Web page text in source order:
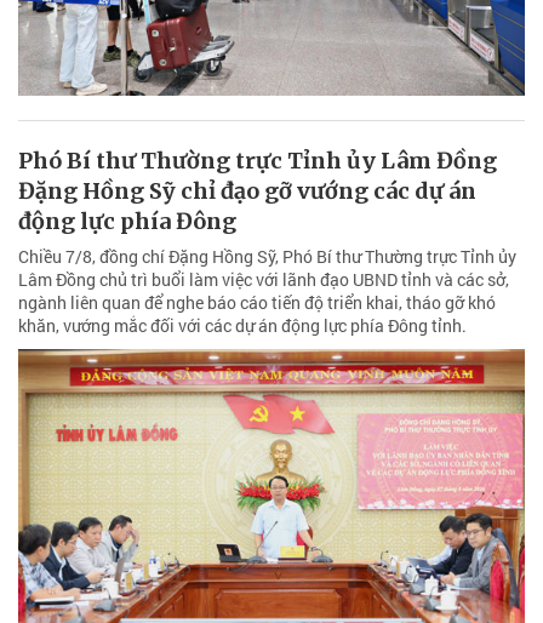
Phó Bí thư Thường trực Tỉnh ủy Lâm Đồng
Đặng Hồng Sỹ chỉ đạo gỡ vướng các dự án
động lực phía Đông
Chiều 7/8, đồng chí Đặng Hồng Sỹ, Phó Bí thư Thường trực Tỉnh ủy
Lâm Đồng chủ trì buổi làm việc với lãnh đạo UBND tỉnh và các sở,
ngành liên quan để nghe báo cáo tiến độ triển khai, tháo gỡ khó
khăn, vướng mắc đối với các dự án động lực phía Đông tỉnh.